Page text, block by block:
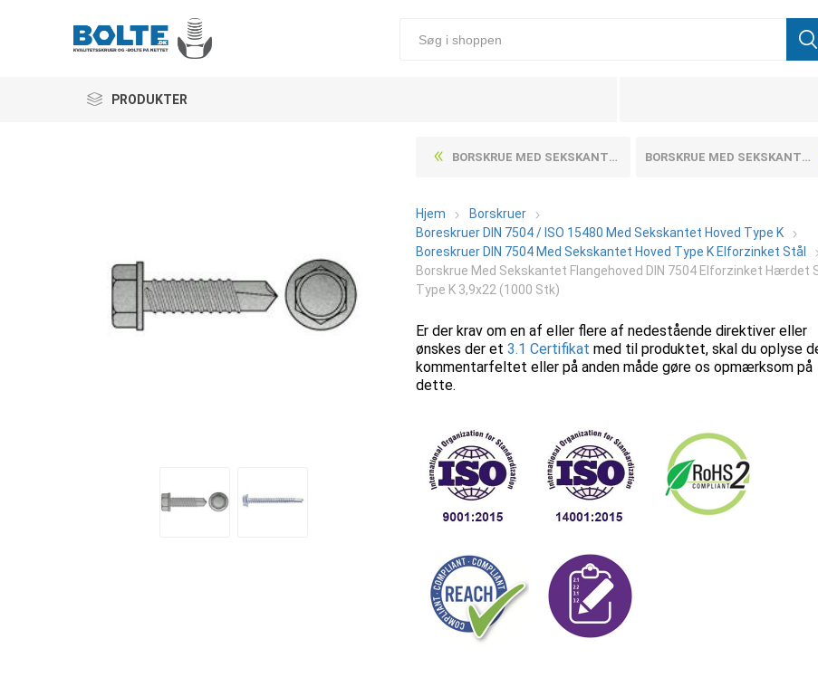
PRODUKTER
BORSKRUE MED SEKSKANTET FLANGEHOVED DIN 7504 ELFORZINKET HÆRDET STÅL TYPE K 3,9X19 (1000 STK) BORSKRUE MED SEKSKANTET FLANGEHOVED DIN 7504 ELFORZINKET HÆRDET STÅL TYPE K 3,9X25 (1000 STK)
Hjem
Borskruer
Boreskruer DIN 7504 / ISO 15480 Med Sekskantet Hoved Type K
Boreskruer DIN 7504 Med Sekskantet Hoved Type K Elforzinket Stål
Borskrue Med Sekskantet Flangehoved DIN 7504 Elforzinket Hærdet
Type K 3,9x22 (1000 Stk)
Er der krav om en af eller flere af nedestående direktiver eller
ønskes der et3.1 Certifikat med til produktet, skal du oplyse
kommentarfeltet eller på anden måde gøre os opmærksom på
dette.